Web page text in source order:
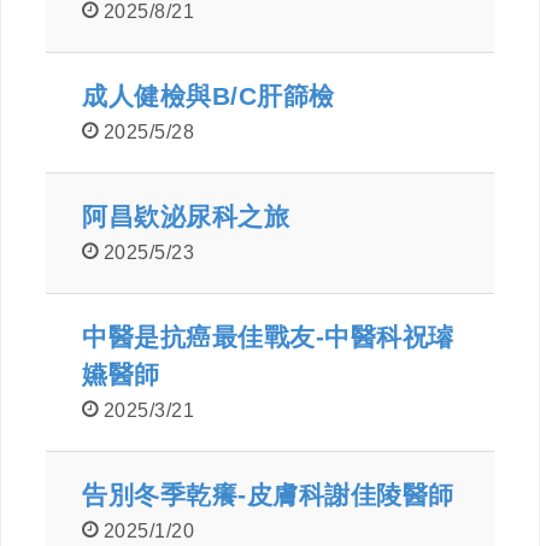
2025/8/21
成人健檢與B/C肝篩檢
2025/5/28
阿昌欵泌尿科之旅
2025/5/23
中醫是抗癌最佳戰友-中醫科祝璿
嬿醫師
2025/3/21
告別冬季乾癢-皮膚科謝佳陵醫師
2025/1/20